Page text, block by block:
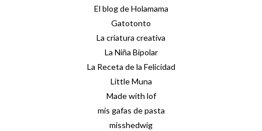
El blog de Holamama
Gatotonto
La criatura creativa
La Niña Bipolar
La Receta de la Felicidad
Little Muna
Made with lof
mis gafas de pasta
misshedwig